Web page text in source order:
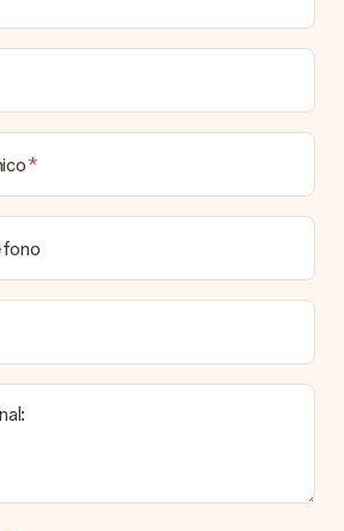
opciones de entrega y
de entrega?
entrega no es posible. Una vez
tu pedido, recibirás una
estimadas de entrega. Una vez
enviado, será la empresa de
de entregar el regalo.
entrega y cuándo recibo mi
puede encontrar en la página del
mi pedido?